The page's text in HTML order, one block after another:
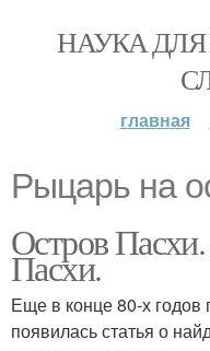
НАУКА
главная
Рыцарь на
Остров
Пасхи.
Еще в конце 80-х годов
появилась статья о